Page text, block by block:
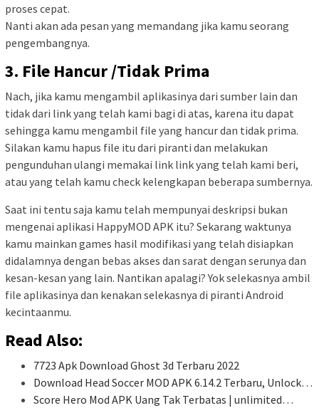
proses cepat.
Nanti akan ada pesan yang memandang jika kamu seorang
pengembangnya.
3. File Hancur /Tidak Prima
Nach, jika kamu mengambil aplikasinya dari sumber lain dan
tidak dari link yang telah kami bagi di atas, karena itu dapat
sehingga kamu mengambil file yang hancur dan tidak prima.
Silakan kamu hapus file itu dari piranti dan melakukan
pengunduhan ulangi memakai link link yang telah kami beri,
atau yang telah kamu check kelengkapan beberapa sumbernya.
Saat ini tentu saja kamu telah mempunyai deskripsi bukan
mengenai aplikasi HappyMOD APK itu? Sekarang waktunya
kamu mainkan games hasil modifikasi yang telah disiapkan
didalamnya dengan bebas akses dan sarat dengan serunya dan
kesan-kesan yang lain. Nantikan apalagi? Yok selekasnya ambil
file aplikasinya dan kenakan selekasnya di piranti Android
kecintaanmu.
Read Also:
7723 Apk Download Ghost 3d Terbaru 2022
Download Head Soccer MOD APK 6.14.2 Terbaru, Unlock…
Score Hero Mod APK Uang Tak Terbatas | unlimited…